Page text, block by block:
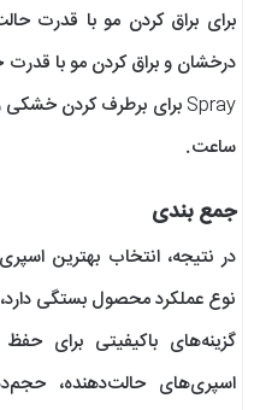
ساعت.
جمع بندی
در نتیجه، انتخاب بهترین
نوع عملکرد محصول بستگی دارد،
گزینه‌های باکیفیتی برای
اسپری‌های حالت‌دهنده،